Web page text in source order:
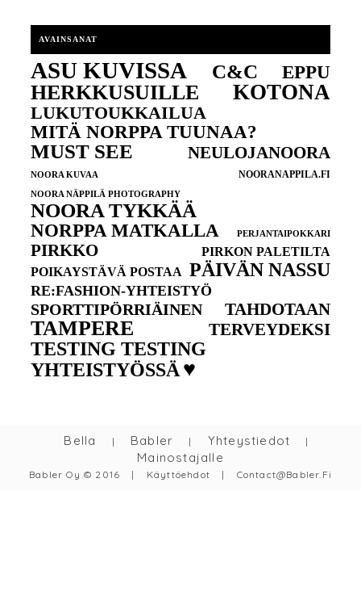
AVAINSANAT
ASU KUVISSA C&C EPPU
HERKKUSUILLE KOTONA
LUKUTOUKKAILUA
MITÄ NORPPA TUUNAA?
MUST SEE NEULOJANOORA
NOORA KUVAA NOORANAPPILA.FI
NOORA NÄPPILÄ PHOTOGRAPHY
NOORA TYKKÄÄ
NORPPA MATKALLA PERJANTAIPOKKARI
PIRKKO
PIRKON PALETILTA
POIKAYSTÄVÄ POSTAA PÄIVÄN NASSU
RE:FASHION-YHTEISTYÖ
SPORTTIPÖRRIÄINEN TAHDOTAAN
TAMPERE TERVEYDEKSI
TESTING TESTING
YHTEISTYÖSSÄ♥
Bella | Babler | Yhteystiedot |
Mainostajalle
Babler Oy © 2016 | Käyttöehdot | Contact@babler.fi